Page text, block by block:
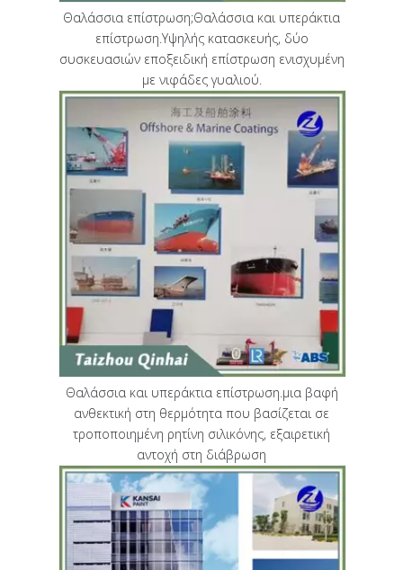
Θαλάσσια επίστρωση;Θαλάσσια και υπεράκτια
επίστρωση.Υψηλής κατασκευής, δύο
συσκευασιών εποξειδική επίστρωση ενισχυμένη
με νιφάδες γυαλιού.
Θαλάσσια και υπεράκτια επίστρωση.μια βαφή
ανθεκτική στη θερμότητα που βασίζεται σε
τροποποιημένη ρητίνη σιλικόνης, εξαιρετική
αντοχή στη διάβρωση